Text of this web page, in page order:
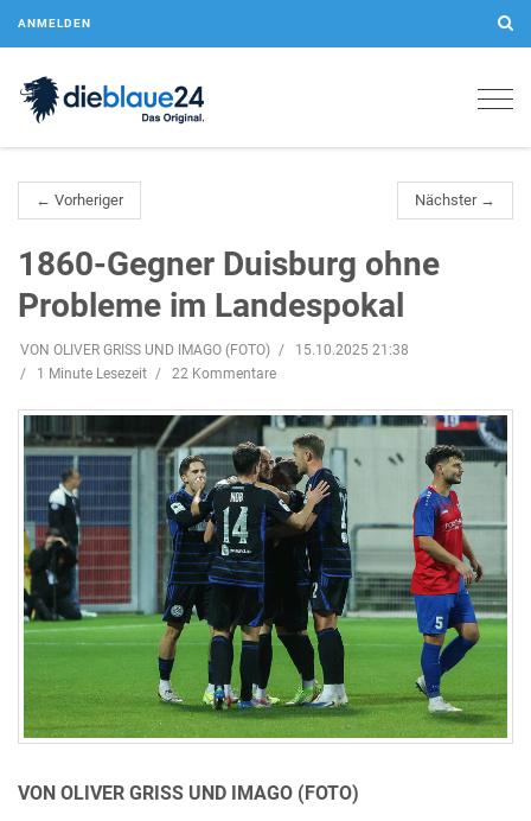
ANMELDEN
← Vorheriger Nächster →
1860-Gegner Duisburg ohne
Probleme im Landespokal
VON OLIVER GRISS UND IMAGO (FOTO)
15.10.2025 21:38
1 Minute Lesezeit
22 Kommentare
VON OLIVER GRISS UND IMAGO (FOTO)